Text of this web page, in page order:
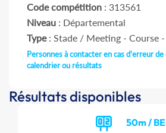
Code compétition : 313561
Niveau : Départemental
Type: Stade / Meeting - Course -
Personnes à contacter en cas d'erreur
calendrier ou résultats
Résultats disponibles
50m /